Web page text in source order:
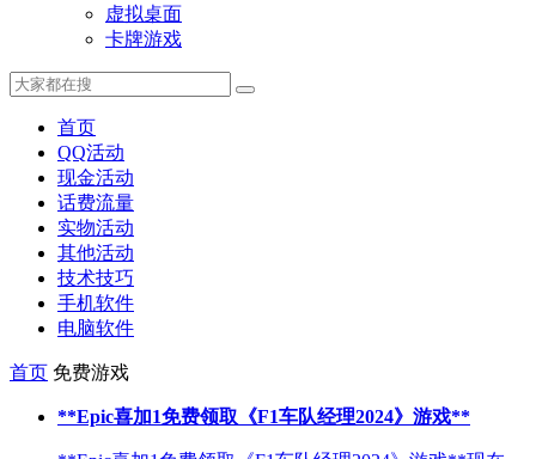
虚拟桌面
卡牌游戏
首页
QQ活动
现金活动
话费流量
实物活动
其他活动
技术技巧
手机软件
电脑软件
首页 免费游戏
**Epic喜加1免费领取《F1车队经理2024》游戏**